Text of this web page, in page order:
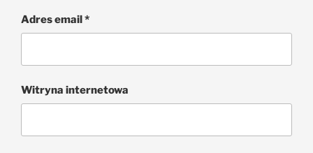
Adres email*
Witryna internetowa